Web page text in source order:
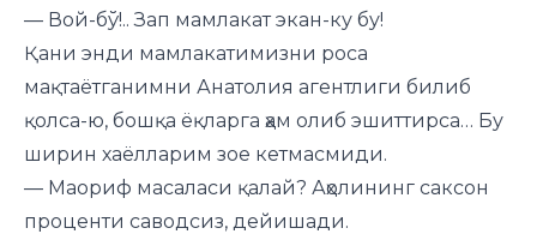
— Вой-бў!.. Зап мамлакат экан-ку бу!
Қани энди мамлакатимизни роса
мақтаётганимни Анатолия агентлиги билиб
қолса-ю, бошқа ёқларга ҳам олиб эшиттирса… Бу
ширин хаёлларим зое кетмасмиди.
— Маориф масаласи қалай? Аҳолининг саксон
проценти саводсиз, дейишади.